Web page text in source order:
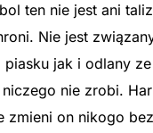
ten nie jest ani
Nie jest
jak i odlany
nie zrobi.
zmieni on nikogo